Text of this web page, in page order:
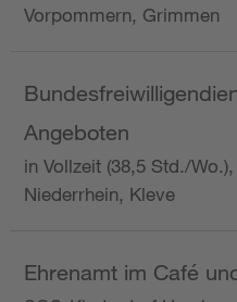
Vorpommern, Grimmen
Angeboten
in Vollzeit (38,5 Std./
Niederrhein, Kleve
Ehrenamt im Café